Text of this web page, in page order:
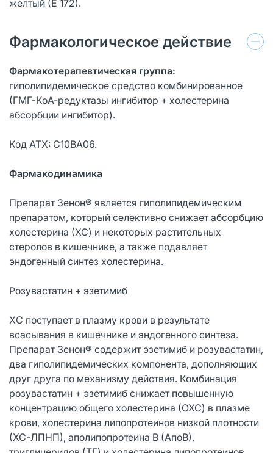
желтый (Е 172).
Фармакологическое действие
Фармакотерапевтическая группа:
гиполипидемическое средство комбинированное
(ГМГ-КоА-редуктазы ингибитор + холестерина
абсорбции ингибитор).
Код АТХ: C10BA06.
Фармакодинамика
Препарат Зенон® является гиполипидемическим
препаратом, который селективно снижает абсорбцию
холестерина (ХС) и некоторых растительных
стеролов в кишечнике, а также подавляет
эндогенный синтез холестерина.
Розувастатин + эзетимиб
ХC поступает в плазму крови в результате
всасывания в кишечнике и эндогенного синтеза.
Препарат Зенон® содержит эзетимиб и розувастатин,
два гиполипидемических компонента, дополняющих
друг друга по механизму действия. Комбинация
розувастатин + эзетимиб снижает повышенную
концентрацию общего холестерина (ОХС) в плазме
крови, холестерина липопротеинов низкой плотности
(ХС-ЛПНП), аполипопротеина В (АпоВ),